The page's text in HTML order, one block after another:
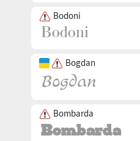
Bodoni
Bogdan
Bombarda